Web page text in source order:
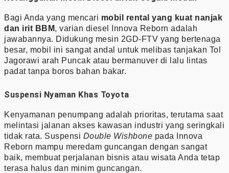
Bagi Anda yang mencari mobil rental yang kuat nanjak
dan irit BBM, varian diesel Innova Reborn adalah
jawabannya. Didukung mesin 2GD-FTV yang bertenaga
besar, mobil ini sangat andal untuk melibas tanjakan Tol
Jagorawi arah Puncak atau bermanuver di lalu lintas
padat tanpa boros bahan bakar.
Suspensi Nyaman Khas Toyota
Kenyamanan penumpang adalah prioritas, terutama saat
melintasi jalanan akses kawasan industri yang seringkali
tidak rata. Suspensi Double Wishbone pada Innova
Reborn mampu meredam guncangan dengan sangat
baik, membuat perjalanan bisnis atau wisata Anda tetap
terasa halus dan minim guncangan.